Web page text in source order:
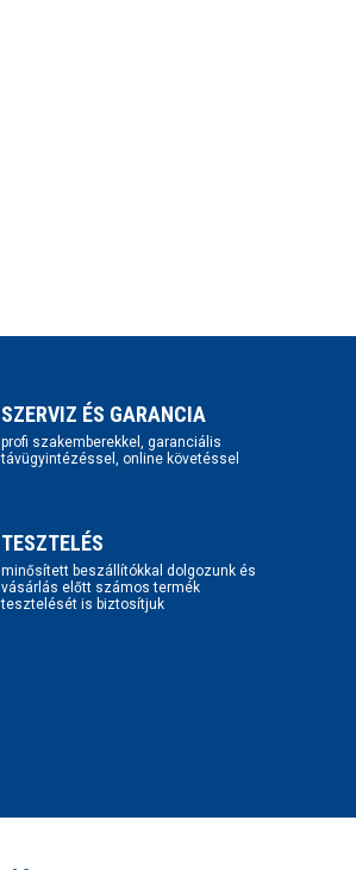
SZERVIZ ÉS GARANCIA
profi szakemberekkel, garanciális
távügyintézéssel, online követéssel
TESZTELÉS
minősített beszállítókkal dolgozunk és
vásárlás előtt számos termék
tesztelését is biztosítjuk